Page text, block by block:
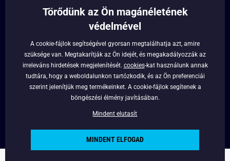
KAPCSOLAT
info@legyferfi.hu
FONTOS INFORMÁCIÓK
RÓLUNK
Törődünk az Ön magánéletének
védelmével
A cookie-fájlok segítségével gyorsan megtalálhatja azt, amire
szüksége van. Megtakarítják az Ön idejét, és megakadályozzák az
irreleváns hirdetések megjelenítését. cookies-kat használunk annak
tudtára, hogy a weboldalunkon tartózkodik, és az Ön preferenciái
szerint jelenítjük meg termékeinket. A cookie-fájlok segítenek a
böngészési élmény javításában.
Mindent elutasít
MINDENT ELFOGAD